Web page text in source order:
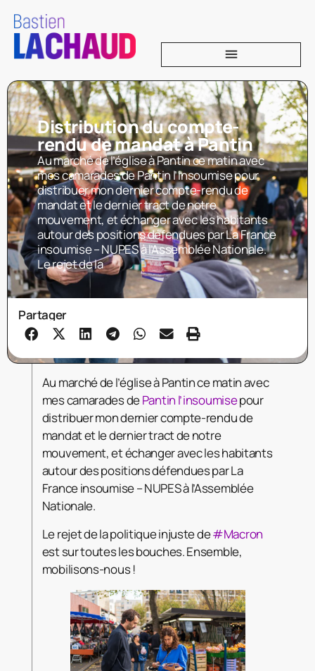
Distribution du compte-
rendu de mandat à Pantin
Au marché de l’église à Pantin ce matin avec
mes camarades de Pantin l’insoumise pour
distribuer mon dernier compte-rendu de
mandat et le dernier tract de notre
mouvement, et échanger avec les habitants
autour des positions défendues par La France
insoumise – NUPES à l’Assemblée Nationale.
Le rejet de la
Partager
Au marché de l’église à Pantin ce matin avec
mes camarades dePantin l’insoumisepour
distribuer mon dernier compte-rendu de
mandat et le dernier tract de notre
mouvement, et échanger avec les habitants
autour des positions défendues par La
France insoumise – NUPES à l’Assemblée
Nationale.
Le rejet de la politique injuste de#Macron
est sur toutes les bouches. Ensemble,
mobilisons-nous !